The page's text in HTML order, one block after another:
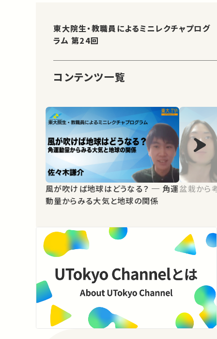
東大院生・教職員によるミニレクチャプログ
ラム 第24回
コンテンツ一覧
風が吹けば地球はどうなる？ ─ 角運
動量からみる大気と地球の関係
盆栽から